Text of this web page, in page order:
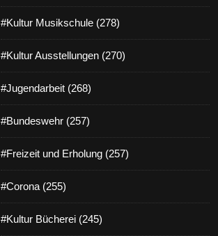
#Kultur Musikschule (278)
#Kultur Ausstellungen (270)
#Jugendarbeit (268)
#Bundeswehr (257)
#Freizeit und Erholung (257)
#Corona (255)
#Kultur Bücherei (245)